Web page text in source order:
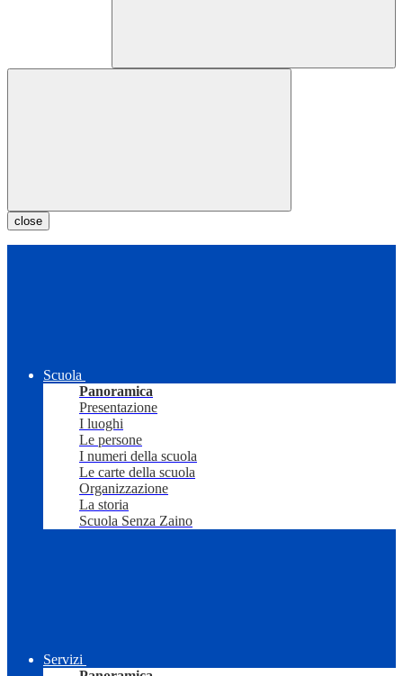
close
Scuola
Panoramica
Presentazione
I luoghi
Le persone
I numeri della scuola
Le carte della scuola
Organizzazione
La storia
Scuola Senza Zaino
Servizi